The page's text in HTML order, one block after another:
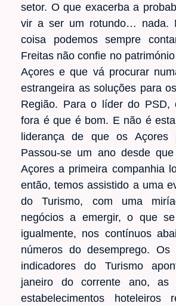
setor. O que exacerba a
vir a ser um rotundo… nada.
coisa podemos sempre
Freitas não confie no
Açores e que vá procurar
estrangeira as soluções para
Região. Para o líder do PSD,
fora é que é bom. E não é
liderança de que os Açores
Passou-se um ano desde
Açores a primeira companhia
então, temos assistido a uma
do Turismo, com uma
negócios a emergir, o que
igualmente, nos contínuos
números do desemprego. Os
indicadores do Turismo
janeiro do corrente ano, as
estabelecimentos hoteleiros